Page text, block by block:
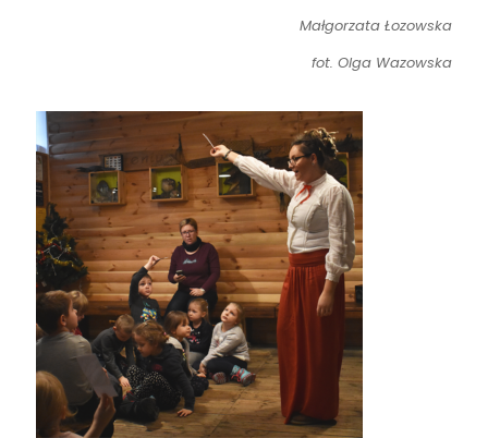
Małgorzata Łozowska
fot. Olga Wazowska